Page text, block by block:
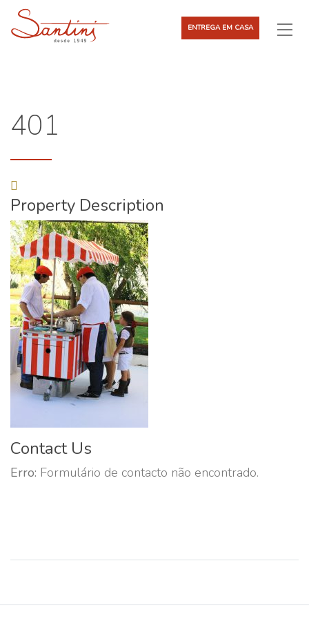
ENTREGA EM CASA
401
Property Description
Contact Us
Erro: Formulário de contacto não encontrado.